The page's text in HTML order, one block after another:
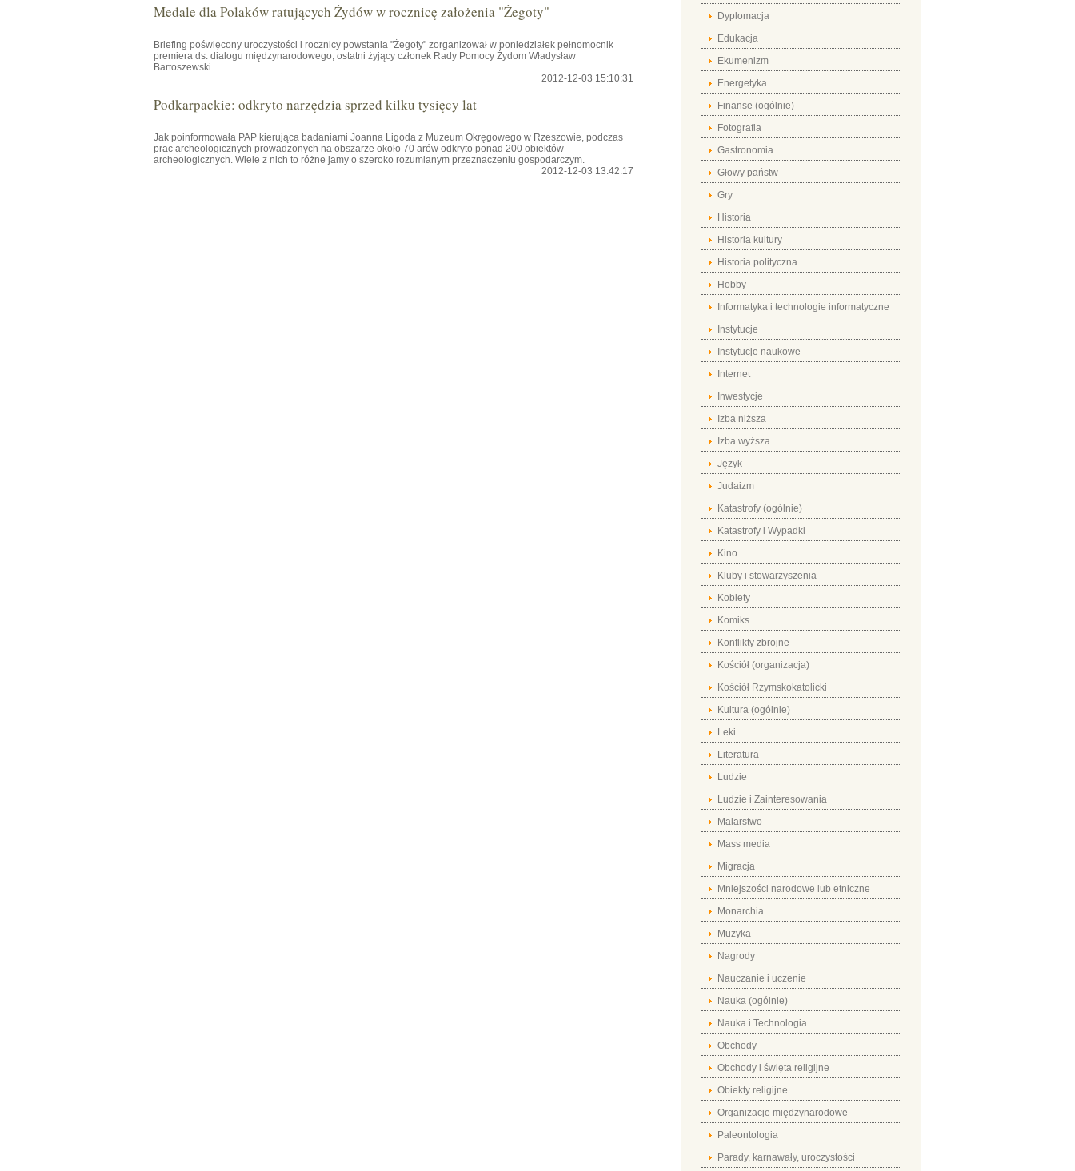
Medale dla Polaków ratujących Żydów w rocznicę założenia "Żegoty"
Briefing poświęcony uroczystości i rocznicy powstania "Żegoty" zorganizował w poniedziałek pełnomocnik
premiera ds. dialogu międzynarodowego, ostatni żyjący członek Rady Pomocy Żydom Władysław
Bartoszewski.
2012-12-03 15:10:31
Podkarpackie: odkryto narzędzia sprzed kilku tysięcy lat
Jak poinformowała PAP kierująca badaniami Joanna Ligoda z Muzeum Okręgowego w Rzeszowie, podczas
prac archeologicznych prowadzonych na obszarze około 70 arów odkryto ponad 200 obiektów
archeologicznych. Wiele z nich to różne jamy o szeroko rozumianym przeznaczeniu gospodarczym.
2012-12-03 13:42:17
Dyplomacja
Edukacja
Ekumenizm
Energetyka
Finanse (ogólnie)
Fotografia
Gastronomia
Głowy państw
Gry
Historia
Historia kultury
Historia polityczna
Hobby
Informatyka i technologie informatyczne
Instytucje
Instytucje naukowe
Internet
Inwestycje
Izba niższa
Izba wyższa
Język
Judaizm
Katastrofy (ogólnie)
Katastrofy i Wypadki
Kino
Kluby i stowarzyszenia
Kobiety
Komiks
Konflikty zbrojne
Kościół (organizacja)
Kościół Rzymskokatolicki
Kultura (ogólnie)
Leki
Literatura
Ludzie
Ludzie i Zainteresowania
Malarstwo
Mass media
Migracja
Mniejszości narodowe lub etniczne
Monarchia
Muzyka
Nagrody
Nauczanie i uczenie
Nauka (ogólnie)
Nauka i Technologia
Obchody
Obchody i święta religijne
Obiekty religijne
Organizacje międzynarodowe
Paleontologia
Parady, karnawały, uroczystości